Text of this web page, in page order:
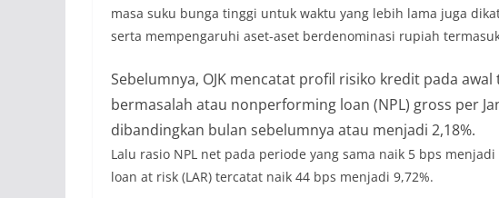
masa suku bunga tinggi untuk waktu yang lebih lama juga
serta mempengaruhi aset-aset berdenominasi rupiah
Sebelumnya, OJK mencatat profil risiko kredit pada
bermasalah atau nonperforming loan (NPL) gross per
dibandingkan bulan sebelumnya atau menjadi 2,18%.
Lalu rasio NPL net pada periode yang sama naik 5 bps
loan at risk (LAR) tercatat naik 44 bps menjadi 9,72%.